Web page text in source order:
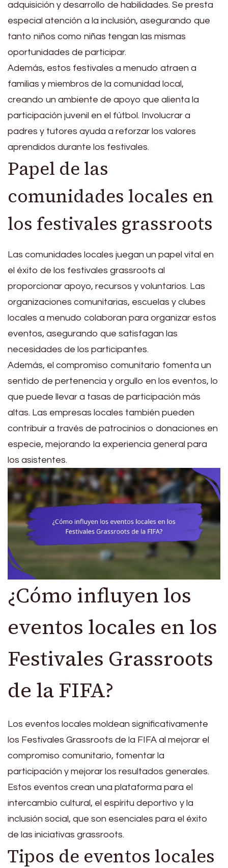
adquisición y desarrollo de habilidades. Se presta
especial atención a la inclusión, asegurando que
tanto niños como niñas tengan las mismas
oportunidades de participar.
Además, estos festivales a menudo atraen a
familias y miembros de la comunidad local,
creando un ambiente de apoyo que alienta la
participación juvenil en el fútbol. Involucrar a
padres y tutores ayuda a reforzar los valores
aprendidos durante los festivales.
Papel de las
comunidades locales en
los festivales grassroots
Las comunidades locales juegan un papel vital en
el éxito de los festivales grassroots al
proporcionar apoyo, recursos y voluntarios. Las
organizaciones comunitarias, escuelas y clubes
locales a menudo colaboran para organizar estos
eventos, asegurando que satisfagan las
necesidades de los participantes.
Además, el compromiso comunitario fomenta un
sentido de pertenencia y orgullo en los eventos, lo
que puede llevar a tasas de participación más
altas. Las empresas locales también pueden
contribuir a través de patrocinios o donaciones en
especie, mejorando la experiencia general para
los asistentes.
¿Cómo influyen los
eventos locales en los
Festivales Grassroots
de la FIFA?
Los eventos locales moldean significativamente
los Festivales Grassroots de la FIFA al mejorar el
compromiso comunitario, fomentar la
participación y mejorar los resultados generales.
Estos eventos crean una plataforma para el
intercambio cultural, el espíritu deportivo y la
inclusión social, que son esenciales para el éxito
de las iniciativas grassroots.
Tipos de eventos locales